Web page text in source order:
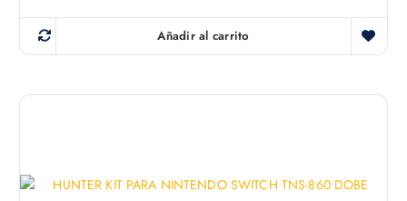
Añadir al carrito